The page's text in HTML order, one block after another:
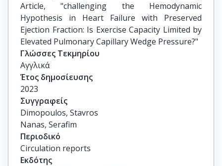
Article, "challenging the Hemodynamic
Hypothesis in Heart Failure with Preserved
Ejection Fraction: Is Exercise Capacity Limited by
Elevated Pulmonary Capillary Wedge Pressure?"
Γλώσσες Τεκμηρίου
Αγγλικά
Έτος δημοσίευσης
2023
Συγγραφείς
Dimopoulos, Stavros
Nanas, Serafim
Περιοδικό
Circulation reports
Εκδότης